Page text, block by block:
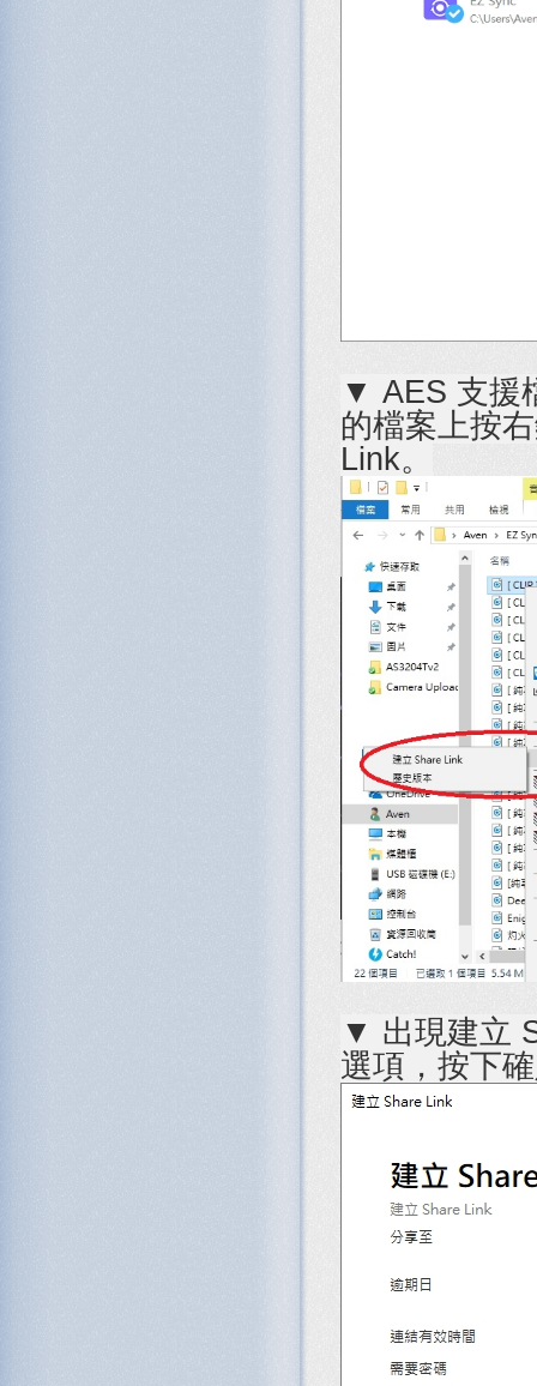
▼ AES 支援
的檔案上按
Link。
▼ 出現建立
選項，按下